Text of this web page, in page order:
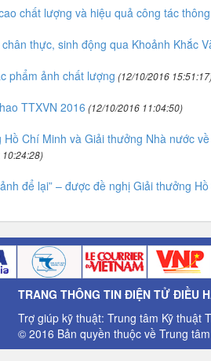
chất lượng và hiệu quả công tác
thực, sinh động qua Khoảnh Khắc
phẩm ảnh chất lượng (12/10/2016
TTXVN 2016 (12/10/2016 11:04:50)
Chí Minh và Giải thưởng Nhà nước
để lại” – được đề nghị Giải thưởng
TRANG THÔNG TIN ĐIỆN TỬ ĐIỀU
Trợ giúp kỹ thuật: Trung tâm Kỹ thuật
© 2016 Bản quyền thuộc về Trung